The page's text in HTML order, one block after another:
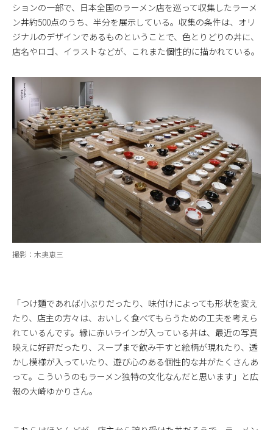
ションの一部で、日本全国のラーメン店を巡って収集したラーメ
ン丼約500点のうち、半分を展示している。収集の条件は、オリ
ジナルのデザインであるものということで、色とりどりの丼に、
店名やロゴ、イラストなどが、これまた個性的に描かれている。
撮影：木奥恵三
「つけ麺であれば小ぶりだったり、味付けによっても形状を変え
たり、店主の方々は、おいしく食べてもらうための工夫を考えら
れているんです。縁に赤いラインが入っている丼は、最近の写真
映えに好評だったり、スープまで飲み干すと絵柄が現れたり、透
かし模様が入っていたり、遊び心のある個性的な丼がたくさんあ
って。こういうのもラーメン独特の文化なんだと思います」と広
報の大崎ゆかりさん。